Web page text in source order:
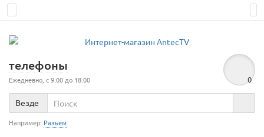
телефоны
Ежедневно, с 9:00 до 18:00 0
Везде
Например: Разъем